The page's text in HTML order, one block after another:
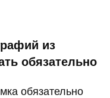
из
обязательно
обязательно